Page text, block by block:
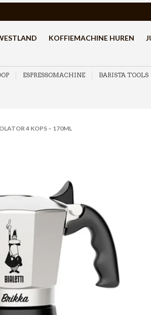
KOFFIEMACHINE HUREN
ESPRESSOMACHINE BARISTA TOOLS
4 KOPS – 170ML